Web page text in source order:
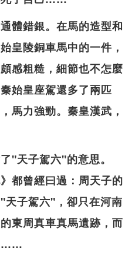
體錯銀。在馬的造型和
皇陵銅車馬中的一件，
感粗糙，細節也不怎麼
始皇座駕還多了兩匹
馬力強勁。秦皇漢武，
"天子駕六"的意思。
都曾經曰過：周天子的
天子駕六"，卻只在河南
東周真車真馬遺跡，而
……